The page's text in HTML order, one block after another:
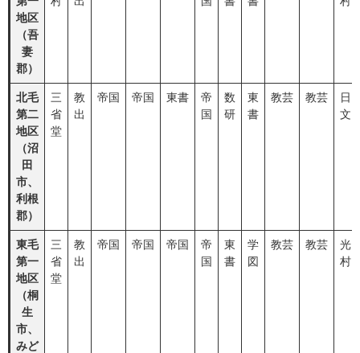
地区
（吾
妻
郡）
北毛
第二
地区
（沼
田
市、
利根
郡）
三
省
堂
教
出
帝国 帝国 東書
帝
国
数
研
東
書
教芸 教芸
日
文
東毛
第一
地区
（桐
生
市、
みど
三
省
堂
教
出
帝国 帝国 帝国
帝
国
東
書
学
図
教芸 教芸
光
村